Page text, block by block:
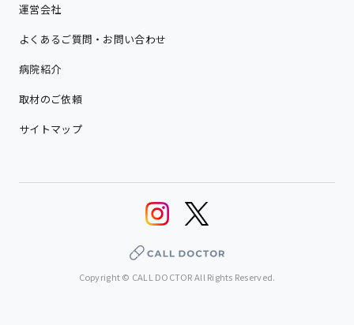
運営会社
よくあるご質問・お問い合わせ
病院紹介
取材のご依頼
サイトマップ
Copyright © CALL DOCTOR All Rights Reserved.